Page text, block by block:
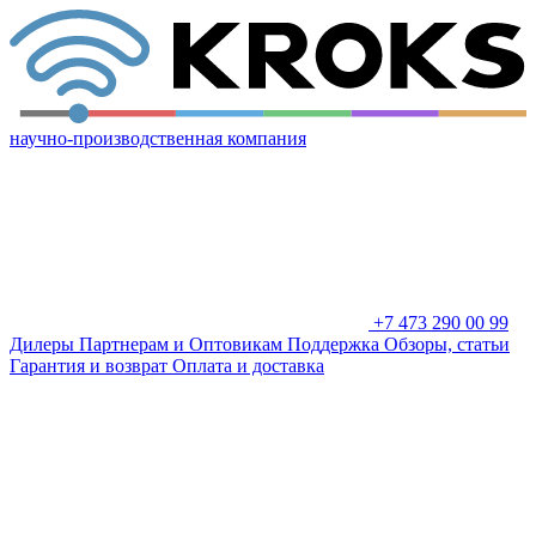
научно-производственная компания
+7 473 290 00 99
Дилеры Партнерам и Оптовикам Поддержка Обзоры, статьи
Гарантия и возврат Оплата и доставка